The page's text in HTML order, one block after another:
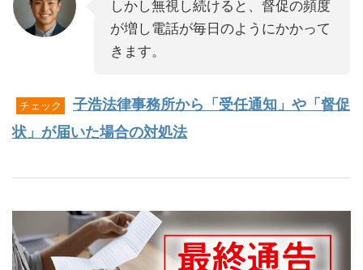
しかし無視し続けると、督促の頻度
が増し電話が毎日のようにかかって
きます。
チェック
子浩法律事務所から「受任通知」や「督促
状」が届いた場合の対処法